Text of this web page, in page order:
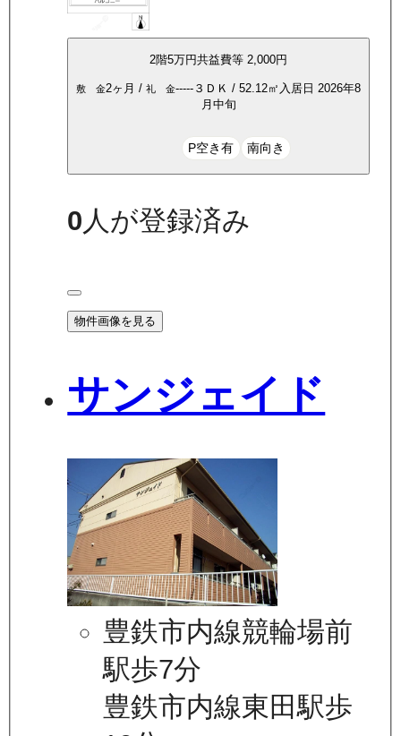
2階5万円共益費等 2,000円
敷 金2ヶ月 / 礼 金----- ３ＤＫ / 52.12㎡ 入居日 2026年8
月中旬
P空き有 南向き
0人が登録済み
物件画像を見る
サンジェイド
豊鉄市内線競輪場前
駅歩7分
豊鉄市内線東田駅歩